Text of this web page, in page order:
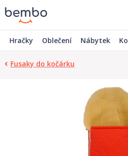
Hračky Oblečení Nábytek
Fusaky do kočárku